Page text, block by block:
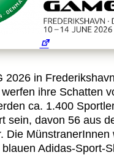
Erste-Hilfe-Kurs
2026 in
ihre Schatten
ca. 1.400
sein, davon 56 aus
Die MünstranerInnen
Adidas-Sport-